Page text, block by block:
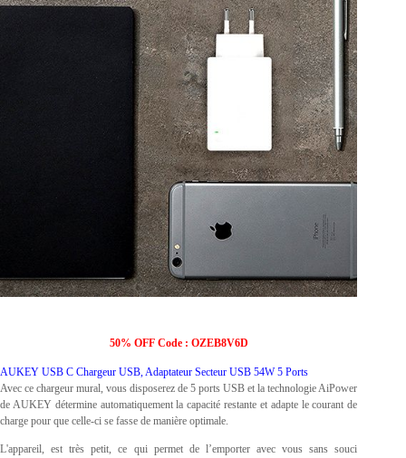
50% OFF Code : OZEB8V6D
AUKEY USB C Chargeur USB, Adaptateur Secteur USB 54W 5 Ports
Avec ce chargeur mural, vous disposerez de 5 ports USB et la technologie AiPower
de AUKEY détermine automatiquement la capacité restante et adapte le courant de
charge pour que celle-ci se fasse de manière optimale.
L'appareil, est très petit, ce qui permet de l’emporter avec vous sans souci